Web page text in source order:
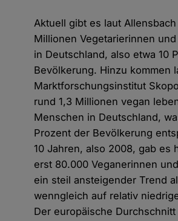
Aktuell gibt es laut
Millionen Vegetarierinnen
in Deutschland, also etwa 10
Bevölkerung. Hinzu kommen
Marktforschungsinstitut
rund 1,3 Millionen vegan
Menschen in Deutschland,
Prozent der Bevölkerung
10 Jahren, also 2008, gab es
erst 80.000 Veganerinnen
ein steil ansteigender Trend
wenngleich auf relativ
Der europäische